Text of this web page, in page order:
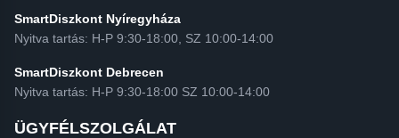
SmartDiszkont Nyíregyháza
Nyitva tartás: H-P 9:30-18:00, SZ 10:00-14:00
SmartDiszkont Debrecen
Nyitva tartás: H-P 9:30-18:00 SZ 10:00-14:00
ÜGYFÉLSZOLGÁLAT